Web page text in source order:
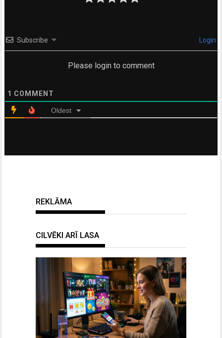
Subscribe Login
Please login to comment
1 COMMENT
Oldest
REKLĀMA
CILVĒKI ARĪ LASA